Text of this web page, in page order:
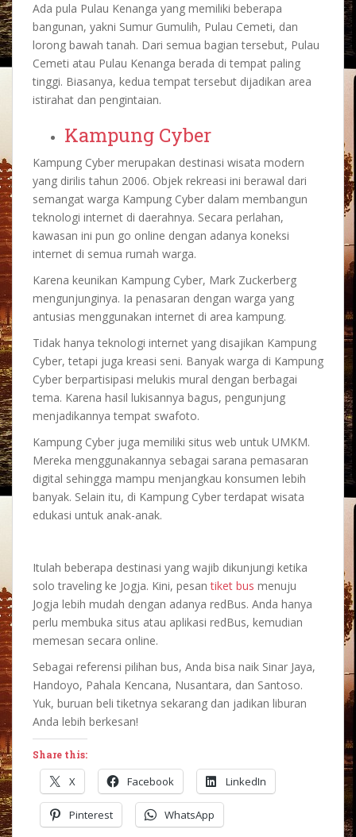
Ada pula Pulau Kenanga yang memiliki beberapa
bangunan, yakni Sumur Gumulih, Pulau Cemeti, dan
lorong bawah tanah. Dari semua bagian tersebut, Pulau
Cemeti atau Pulau Kenanga berada di tempat paling
tinggi. Biasanya, kedua tempat tersebut dijadikan area
istirahat dan pengintaian.
Kampung Cyber
Kampung Cyber merupakan destinasi wisata modern
yang dirilis tahun 2006. Objek rekreasi ini berawal dari
semangat warga Kampung Cyber dalam membangun
teknologi internet di daerahnya. Secara perlahan,
kawasan ini pun go online dengan adanya koneksi
internet di semua rumah warga.
Karena keunikan Kampung Cyber, Mark Zuckerberg
mengunjunginya. Ia penasaran dengan warga yang
antusias menggunakan internet di area kampung.
Tidak hanya teknologi internet yang disajikan Kampung
Cyber, tetapi juga kreasi seni. Banyak warga di Kampung
Cyber berpartisipasi melukis mural dengan berbagai
tema. Karena hasil lukisannya bagus, pengunjung
menjadikannya tempat swafoto.
Kampung Cyber juga memiliki situs web untuk UMKM.
Mereka menggunakannya sebagai sarana pemasaran
digital sehingga mampu menjangkau konsumen lebih
banyak. Selain itu, di Kampung Cyber terdapat wisata
edukasi untuk anak-anak.
Itulah beberapa destinasi yang wajib dikunjungi ketika
solo traveling ke Jogja. Kini, pesantiket bus menuju
Jogja lebih mudah dengan adanya redBus. Anda hanya
perlu membuka situs atau aplikasi redBus, kemudian
memesan secara online.
Sebagai referensi pilihan bus, Anda bisa naik Sinar Jaya,
Handoyo, Pahala Kencana, Nusantara, dan Santoso.
Yuk, buruan beli tiketnya sekarang dan jadikan liburan
Anda lebih berkesan!
Share this:
X Facebook LinkedIn
Pinterest WhatsApp